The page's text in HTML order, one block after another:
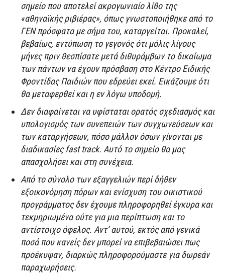
σημείο που αποτελεί ακρογωνιαίο λίθο της
«αθηναϊκής ριβιέρας», όπως γνωστοποιήθηκε από το
ΓΕΝ πρόσφατα με σήμα του, καταργείται. Προκαλεί,
βεβαίως, εντύπωση το γεγονός ότι μόλις λίγους
μήνες πριν θεσπίσατε μετά διθυράμβων το δικαίωμα
των πάντων να έχουν πρόσβαση στο Κέντρο Ειδικής
Φροντίδας Παιδιών που εδρεύει εκεί. Εικάζουμε ότι
θα μεταφερθεί και η εν λόγω υποδομή.
Δεν διαφαίνεται να υφίσταται ορατός σχεδιασμός και
υπολογισμός των συνεπειών των συγχωνεύσεων και
των καταργήσεων, πόσο μάλλον όσων γίνονται με
διαδικασίες fast track. Αυτό το σημείο θα μας
απασχολήσει και στη συνέχεια.
Από το σύνολο των εξαγγελιών περί δήθεν
εξοικονόμηση πόρων και ενίσχυση του οικιστικού
προγράμματος δεν έχουμε πληροφορηθεί έγκυρα και
τεκμηριωμένα ούτε για μια περίπτωση και το
αντίστοιχο όφελος. Αντ’ αυτού, εκτός από γενικά
ποσά που κανείς δεν μπορεί να επιβεβαιώσει πως
προέκυψαν, διαρκώς πληροφορούμαστε για δωρεάν
παραχωρήσεις.